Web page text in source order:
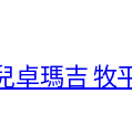
瑪吉 牧